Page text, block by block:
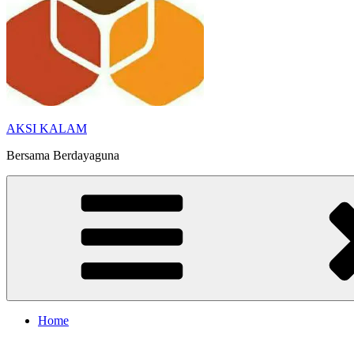
AKSI KALAM
Bersama Berdayaguna
Home